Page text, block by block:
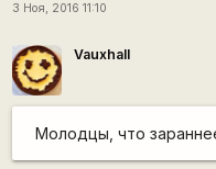
3 Ноя, 2016 11:10
Vauxhall
Молодцы, что